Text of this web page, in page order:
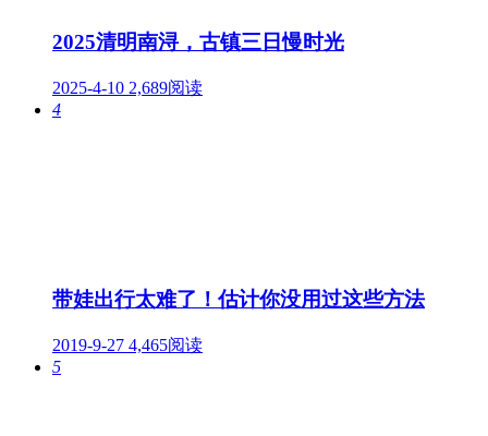
2025清明南浔，古镇三日慢时光
2025-4-10 2,689阅读
4
带娃出行太难了！估计你没用过这些方法
2019-9-27 4,465阅读
5